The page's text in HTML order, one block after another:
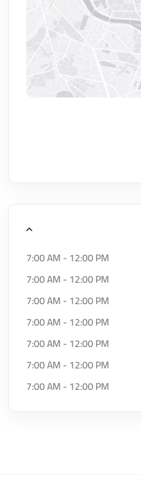
7:00 AM - 12:00 PM
7:00 AM - 12:00 PM
7:00 AM - 12:00 PM
7:00 AM - 12:00 PM
7:00 AM - 12:00 PM
7:00 AM - 12:00 PM
7:00 AM - 12:00 PM